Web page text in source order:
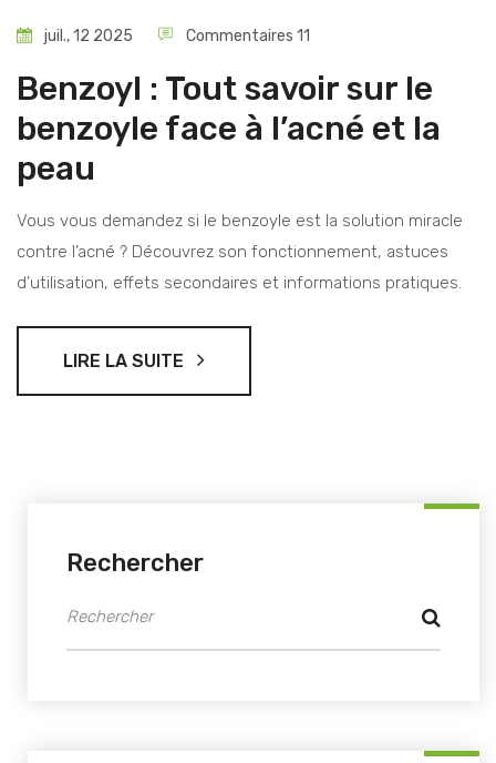
juil., 12 2025 Commentaires 11
Benzoyl : Tout savoir sur le
benzoyle face à l’acné et la
peau
Vous vous demandez si le benzoyle est la solution miracle
contre l’acné ? Découvrez son fonctionnement, astuces
d’utilisation, effets secondaires et informations pratiques.
LIRE LA SUITE
Rechercher